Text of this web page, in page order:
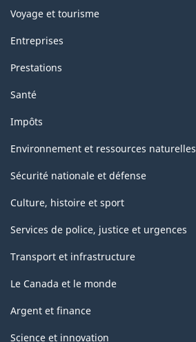
Voyage et tourisme
Entreprises
Prestations
Santé
Impôts
Environnement et ressources naturelles
Sécurité nationale et défense
Culture, histoire et sport
Services de police, justice et urgences
Transport et infrastructure
Le Canada et le monde
Argent et finance
Science et innovation